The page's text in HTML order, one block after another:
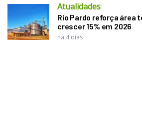
Atualidades
Rio Pardo reforça área
crescer 15% em 2026
há 4 dias